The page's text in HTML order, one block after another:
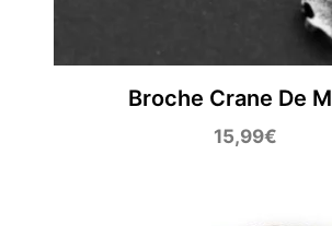
Broche Crane De
15,99€